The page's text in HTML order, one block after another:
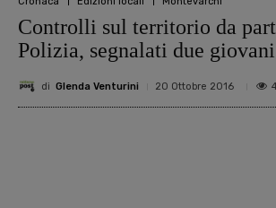
Controlli sul territorio da
Polizia, segnalati due giovani
di Glenda Venturini 20 Ottobre 2016